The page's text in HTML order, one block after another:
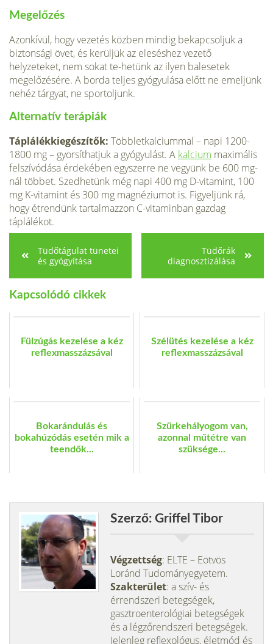
Megelőzés
Azonkívül, hogy vezetés közben mindig bekapcsoljuk a
biztonsági övet, és kerüljük az eleséshez vezető
helyzeteket, nem sokat te-hetünk az ilyen balesetek
megelőzésére. A borda teljes gyógyulása előtt ne emeljünk
nehéz tárgyat, ne sportoljunk.
Alternatív terápiák
Táplálékkiegészítők: Többletkalciummal – napi 1200-
1800 mg – gyorsíthatjuk a gyógyulást. A kalcium maximális
felszívódása érdekében egyszerre ne vegyünk be 600 mg-
nál többet. Szedhetünk még napi 400 mg D-vitamint, 100
mg K-vitamint és 300 mg magnéziumot is. Figyeljünk rá,
hogy étrendünk tartalmazzon C-vitaminban gazdag
táplálékot.
Tüdőtágulat tünetei
és gyógyítása
Tüdőrák
diagnosztizálása
Kapcsolódó cikkek
Fülzúgás kezelése a kéz
reflexmasszázsával
Szélütés kezelése a kéz
reflexmasszázsával
Bokarándulás és
bokahúzódás esetén mik a
teendők...
Szürkehályogom van,
azonnal műtétre van
szüksége...
Szerző: Griffel Tibor
Végzettség: ELTE – Eötvös
Loránd Tudományegyetem.
Szakterület: a szív- és
érrendszeri betegségek,
gasztroenterológiai betegségek
és a légzőrendszeri betegségek.
Jelenleg reflexológus, életmód és